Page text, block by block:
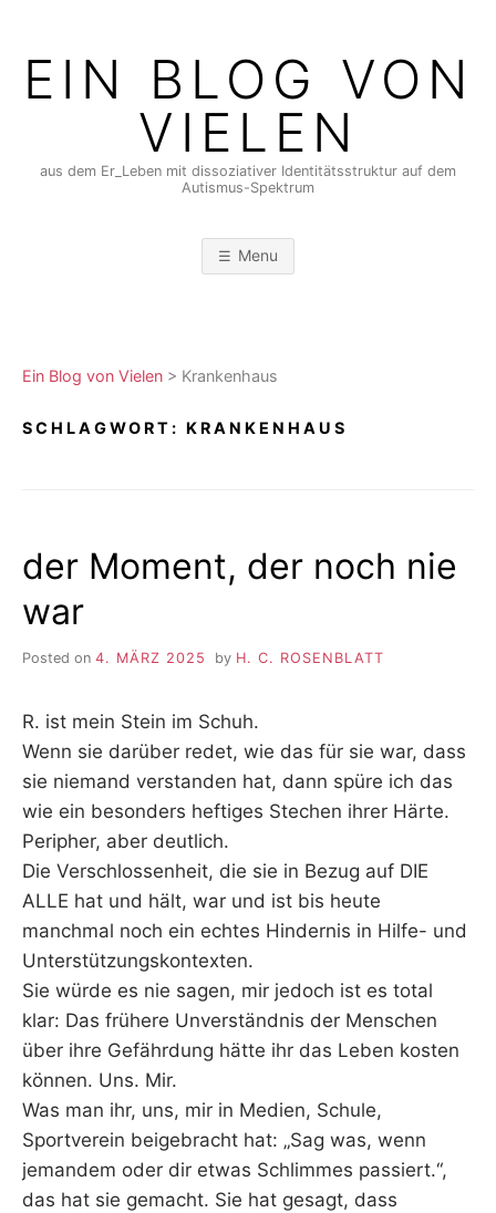
contentEIN BLOG VON
VIELEN
aus dem Er_Leben mit dissoziativer Identitätsstruktur auf dem
Autismus-Spektrum
Menu
Ein Blog von Vielen > Krankenhaus
SCHLAGWORT: KRANKENHAUS
der Moment, der noch nie
war
Posted on 4. MÄRZ 2025 by H. C. ROSENBLATT
R. ist mein Stein im Schuh.
Wenn sie darüber redet, wie das für sie war, dass
sie niemand verstanden hat, dann spüre ich das
wie ein besonders heftiges Stechen ihrer Härte.
Peripher, aber deutlich.
Die Verschlossenheit, die sie in Bezug auf DIE
ALLE hat und hält, war und ist bis heute
manchmal noch ein echtes Hindernis in Hilfe- und
Unterstützungskontexten.
Sie würde es nie sagen, mir jedoch ist es total
klar: Das frühere Unverständnis der Menschen
über ihre Gefährdung hätte ihr das Leben kosten
können. Uns. Mir.
Was man ihr, uns, mir in Medien, Schule,
Sportverein beigebracht hat: „Sag was, wenn
jemandem oder dir etwas Schlimmes passiert.“,
das hat sie gemacht. Sie hat gesagt, dass